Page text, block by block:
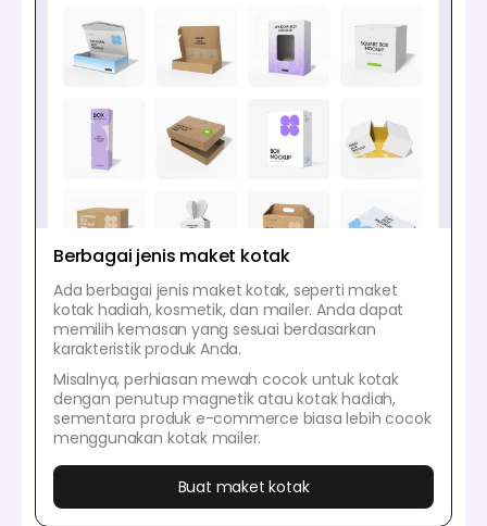
Berbagai jenis maket kotak
Ada berbagai jenis maket kotak, seperti maket
kotak hadiah, kosmetik, dan mailer. Anda dapat
memilih kemasan yang sesuai berdasarkan
karakteristik produk Anda.
Misalnya, perhiasan mewah cocok untuk kotak
dengan penutup magnetik atau kotak hadiah,
sementara produk e-commerce biasa lebih cocok
menggunakan kotak mailer.
Buat maket kotak